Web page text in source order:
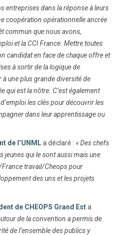
entreprises dans la réponse à leurs
coopération opérationnelle ancrée
commun que nous avons,
et la CCI France. Mettre toutes
candidat en face de chaque offre et
à sortir de la logique de
à une plus grande diversité de
qui est la nôtre. C’est également
les clés pour découvrir les
dans leur apprentissage ou
de l’UNMLa déclaré : « Des chefs
jeunes qui le sont aussi mais une
travail/Cheops pour
des uns et les projets
de CHEOPS Grand Esta
de la convention a permis de
de l’ensemble des publics y